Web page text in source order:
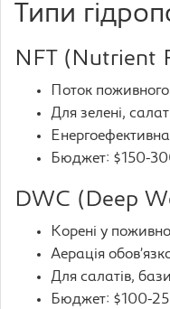
Типи
NFT (Nutrient
Поток
Для зелені,
Енергоефективна
Бюджет: $150-
DWC (Deep
Корені у
Аерація
Для салатів,
Бюджет: $100-